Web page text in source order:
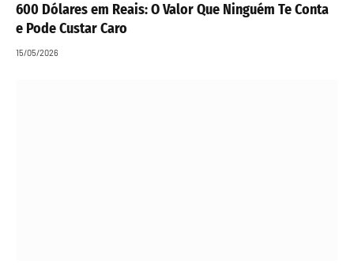
600 Dólares em Reais: O Valor Que Ninguém Te Conta
e Pode Custar Caro
15/05/2026